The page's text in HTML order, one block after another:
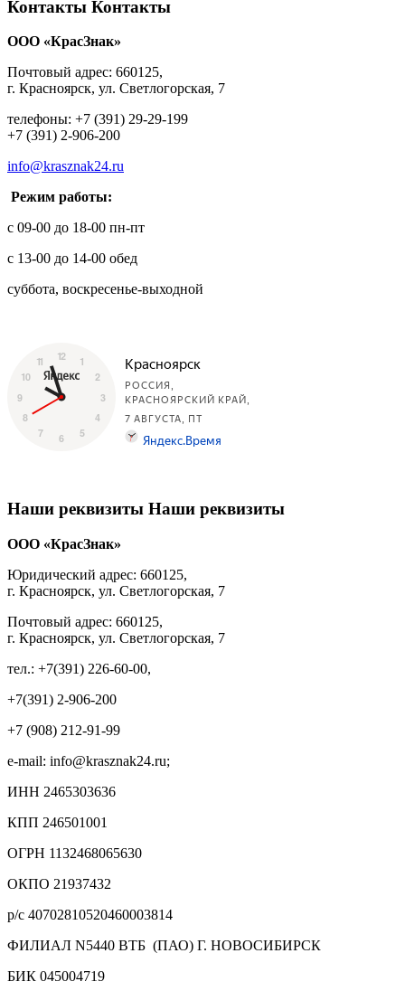
Контакты Контакты
ООО «КрасЗнак»
Почтовый адрес: 660125,
г. Красноярск, ул. Светлогорская, 7
телефоны: +7 (391) 29-29-199
+7 (391) 2-906-200
info@krasznak24.ru
Режим работы:
с 09-00 до 18-00 пн-пт
с 13-00 до 14-00 обед
суббота, воскресенье-выходной
Наши реквизиты Наши реквизиты
ООО «КрасЗнак»
Юридический адрес: 660125,
г. Красноярск, ул. Светлогорская, 7
Почтовый адрес: 660125,
г. Красноярск, ул. Светлогорская, 7
тел.: +7(391) 226-60-00,
+7(391) 2-906-200
+7 (908) 212-91-99
e-mail: info@krasznak24.ru;
ИНН 2465303636
КПП 246501001
ОГРН 1132468065630
ОКПО 21937432
р/с 40702810520460003814
ФИЛИАЛ N5440 ВТБ (ПАО) Г. НОВОСИБИРСК
БИК 045004719